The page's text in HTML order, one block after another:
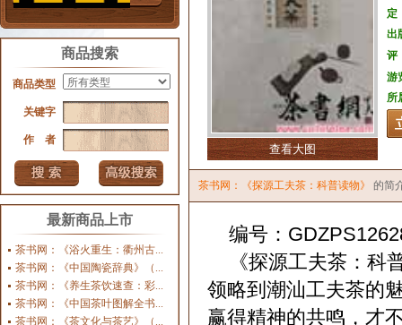
商品搜索
商品类型
关键字
作 者
最新商品上市
茶书网：《浴火重生：衢州古...
茶书网：《中国陶瓷辞典》（...
茶书网：《养生茶饮速查：彩...
茶书网：《中国茶叶图解全书...
茶书网：《茶文化与茶艺》（...
查看大图
出
游
所
茶书网：《探源工夫茶：科普读物》 的简
编号：
《探源工夫茶：科
领略到潮汕工夫茶的
赢得精神的共鸣，才